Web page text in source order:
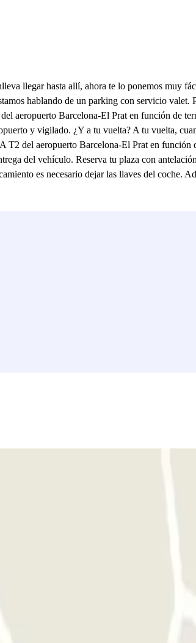
llegar hasta allí, ahora te lo ponemos muy
hablando de un parking con servicio
Barcelona-El Prat en función de
y vigilado. ¿Y a tu vuelta? A tu vuelta,
del aeropuerto Barcelona-El Prat en función
del vehículo. Reserva tu plaza con
es necesario dejar las llaves del coche.
Barcelona-El Prat en función de
los trámites de entrega del vehículo.
del parking se proporcionará una vez